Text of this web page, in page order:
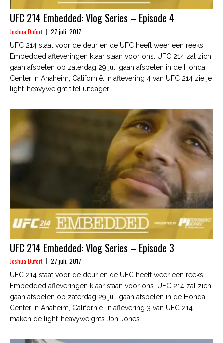
UFC 214 Embedded: Vlog Series – Episode 4
Joshua Dufort 27 juli, 2017
UFC 214 staat voor de deur en de UFC heeft weer een reeks
Embedded afleveringen klaar staan voor ons. UFC 214 zal zich
gaan afspelen op zaterdag 29 juli gaan afspelen in de Honda
Center in Anaheim, Californië. In aflevering 4 van UFC 214 zie je
light-heavyweight titel uitdager...
UFC 214 Embedded: Vlog Series – Episode 3
Joshua Dufort 27 juli, 2017
UFC 214 staat voor de deur en de UFC heeft weer een reeks
Embedded afleveringen klaar staan voor ons. UFC 214 zal zich
gaan afspelen op zaterdag 29 juli gaan afspelen in de Honda
Center in Anaheim, Californië. In aflevering 3 van UFC 214
maken de light-heavyweights Jon Jones...